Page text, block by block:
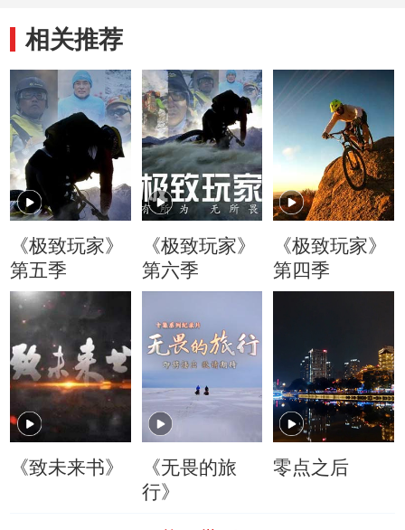
相关推荐
《极致玩家》
第五季
《极致玩家》
第六季
《极致玩家》
第四季
《致未来书》
《无畏的旅
行》
零点之后